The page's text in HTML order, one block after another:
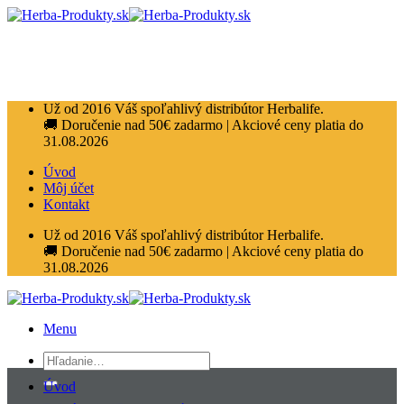
Přeskočit
Už od 2016 Váš spoľahlivý distribútor Herbalife.
🚚 Doručenie nad 50€ zadarmo | Akciové ceny platia do
31.08.2026
Úvod
Môj účet
Kontakt
Už od 2016 Váš spoľahlivý distribútor Herbalife.
🚚 Doručenie nad 50€ zadarmo | Akciové ceny platia do
31.08.2026
Menu
Hľadať:
Úvod